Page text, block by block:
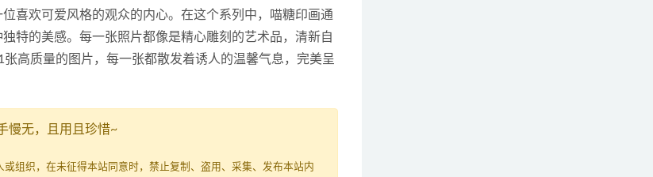
喜欢可爱风格的观众的内心。在这个系列中，喵糖印画通
特的美感。每一张照片都像是精心雕刻的艺术品，清新自
高质量的图片，每一张都散发着诱人的温馨气息，完美呈
慢无，且用且珍惜~
组织，在未征得本站同意时，禁止复制、盗用、采集、发布本站内